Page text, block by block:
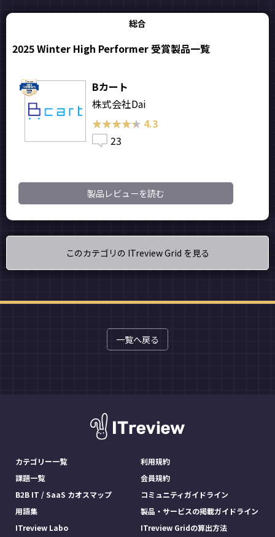
総合
2025 Winter High Performer 受賞製品一覧
Bカート
株式会社Dai
★★★★★
★★★★★ 4.3
23
製品レビューを読む
このカテゴリの ITreview Grid を見る
一覧へ戻る
カテゴリー一覧
課題一覧
B2B IT / SaaS カオスマップ
用語集
ITreview Labo
利用規約
会員規約
コミュニティガイドライン
製品・サービスの掲載ガイドライン
ITreview Gridの算出方法